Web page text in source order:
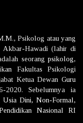
Psikolog atau yang
Akbar-Hawadi (lahir di
seorang psikolog,
Fakultas Psikologi
Ketua DewanGuru
2020. Sebelumnya ia
Usia Dini, Non-Formal,
Nasional
RI